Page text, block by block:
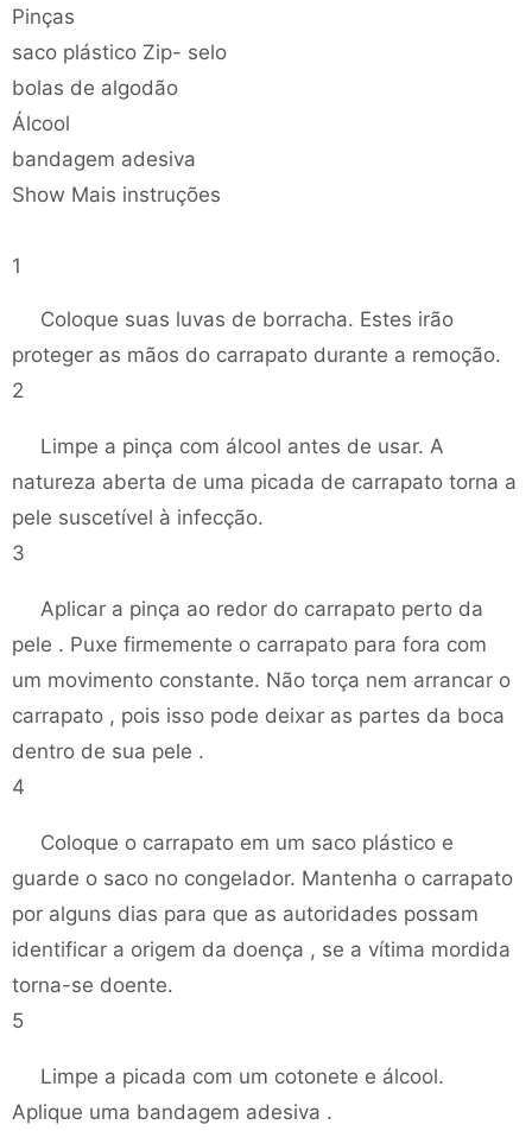
Pinças
saco plástico Zip- selo
bolas de algodão
Álcool
bandagem adesiva
Show Mais instruções
1
Coloque suas luvas de borracha. Estes irão
proteger as mãos do carrapato durante a remoção.
2
Limpe a pinça com álcool antes de usar. A
natureza aberta de uma picada de carrapato torna a
pele suscetível à infecção.
3
Aplicar a pinça ao redor do carrapato perto da
pele . Puxe firmemente o carrapato para fora com
um movimento constante. Não torça nem arrancar o
carrapato , pois isso pode deixar as partes da boca
dentro de sua pele .
4
Coloque o carrapato em um saco plástico e
guarde o saco no congelador. Mantenha o carrapato
por alguns dias para que as autoridades possam
identificar a origem da doença , se a vítima mordida
torna-se doente.
5
Limpe a picada com um cotonete e álcool.
Aplique uma bandagem adesiva .